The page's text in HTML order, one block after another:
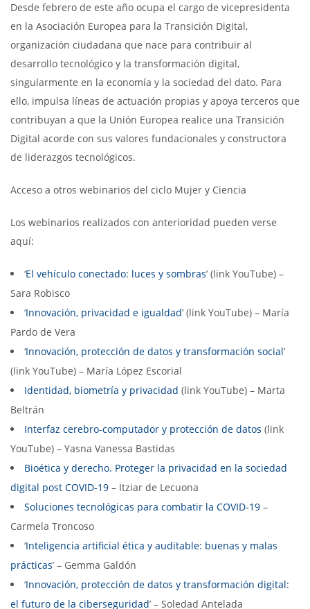
Desde febrero de este año ocupa el cargo de vicepresidenta
en la Asociación Europea para la Transición Digital,
organización ciudadana que nace para contribuir al
desarrollo tecnológico y la transformación digital,
singularmente en la economía y la sociedad del dato. Para
ello, impulsa líneas de actuación propias y apoya terceros que
contribuyan a que la Unión Europea realice una Transición
Digital acorde con sus valores fundacionales y constructora
de liderazgos tecnológicos.
Acceso a otros webinarios del ciclo Mujer y Ciencia
Los webinarios realizados con anterioridad pueden verse
aquí:
‘El vehículo conectado: luces y sombras’ (link YouTube) –
Sara Robisco
‘Innovación, privacidad e igualdad’ (link YouTube) – María
Pardo de Vera
‘Innovación, protección de datos y transformación social’
(link YouTube) – María López Escorial
Identidad, biometría y privacidad (link YouTube) – Marta
Beltrán
Interfaz cerebro-computador y protección de datos (link
YouTube) – Yasna Vanessa Bastidas
Bioética y derecho. Proteger la privacidad en la sociedad
digital post COVID-19 – Itziar de Lecuona
Soluciones tecnológicas para combatir la COVID-19 –
Carmela Troncoso
‘Inteligencia artificial ética y auditable: buenas y malas
prácticas’ – Gemma Galdón
‘Innovación, protección de datos y transformación digital:
el futuro de la ciberseguridad’ – Soledad Antelada